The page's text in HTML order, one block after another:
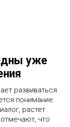
уже
развиваться
понимание
растет
что